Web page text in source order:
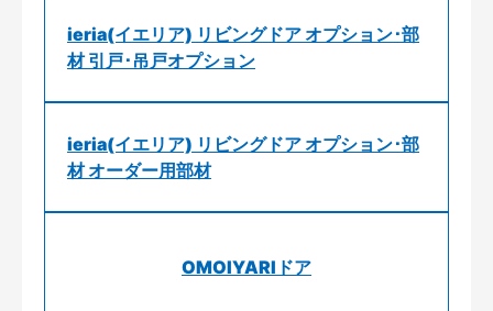
ieria(イエリア) リビングドア オプション･部
材 引戸･吊戸オプション
ieria(イエリア) リビングドア オプション･部
材 オーダー用部材
OMOIYARIドア